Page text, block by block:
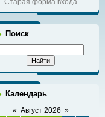
Старая форма входа
Поиск
Календарь
« Август 2026 »